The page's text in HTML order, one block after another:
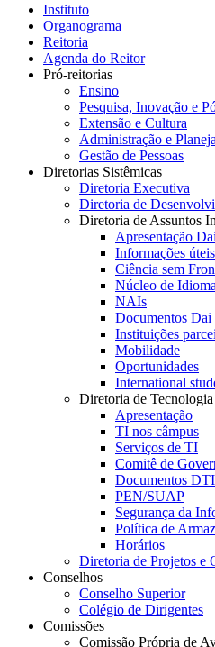
Instituto
Organograma
Reitoria
Agenda do Reitor
Pró-reitorias
Ensino
Pesquisa, Inovação e
Extensão e Cultura
Administração e
Gestão de Pessoas
Diretorias Sistêmicas
Diretoria Executiva
Diretoria de
Diretoria de Assuntos
Apresentação Dai
Informações úteis
Ciência sem
Núcleo de
NAIs
Documentos Dai
Instituições
Mobilidade
Oportunidades
International
Diretoria de
Apresentação
TI nos câmpus
Serviços de TI
Comitê de
Documentos DTI
PEN/SUAP
Segurança da
Política de
Horários
Diretoria de Projetos e
Conselhos
Conselho Superior
Colégio de Dirigentes
Comissões
Comissão Própria de